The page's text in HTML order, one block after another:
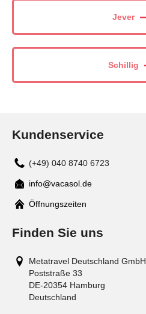
Jever
Schillig
Kundenservice
(+49) 040 8740 6723
Mail
info@vacasol.de
Öffnungszeiten
Finden Sie uns
Metatravel Deutschland GmbH
Poststraße 33
DE-20354 Hamburg
Deutschland